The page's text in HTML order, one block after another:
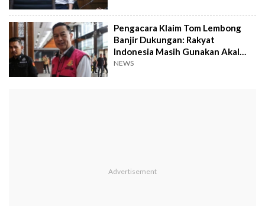
Pengacara Klaim Tom Lembong
Banjir Dukungan: Rakyat
Indonesia Masih Gunakan Akal
Sehat
NEWS